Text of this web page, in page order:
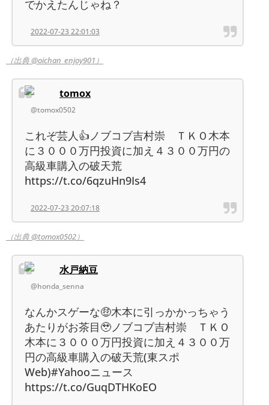
でかえたんじゃね？
2022-07-23 22:01:03
（出典 @oichan_enjoy901）
tomox
@tomox0502
これぞ芸人👍ノブコブ吉村崇 ＴＫＯ木本
に３０００万円投資に加え４３００万円の
高級車購入の破天荒
https://t.co/6qzuHn9Is4
2022-07-23 20:07:18
（出典 @tomox0502）
水戸納豆
@honda_senna
なんかスゲーな🤑木本に引っかかっちゃう
あたりがお茶目🥹ノブコブ吉村崇 ＴＫＯ
木本に３０００万円投資に加え４３００万
円の高級車購入の破天荒(東スポ
Web)#Yahooニュース
https://t.co/GuqDTHKoEO